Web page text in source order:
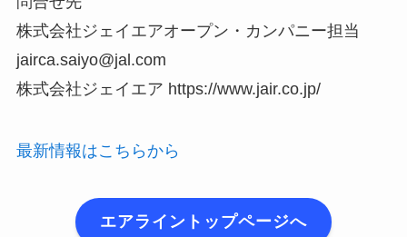
株式会社ジェイエアオープン・カンパニー担当
jairca.saiyo@jal.com
株式会社ジェイエア https://www.jair.co.jp/
最新情報はこちらから
エアライントップページへ